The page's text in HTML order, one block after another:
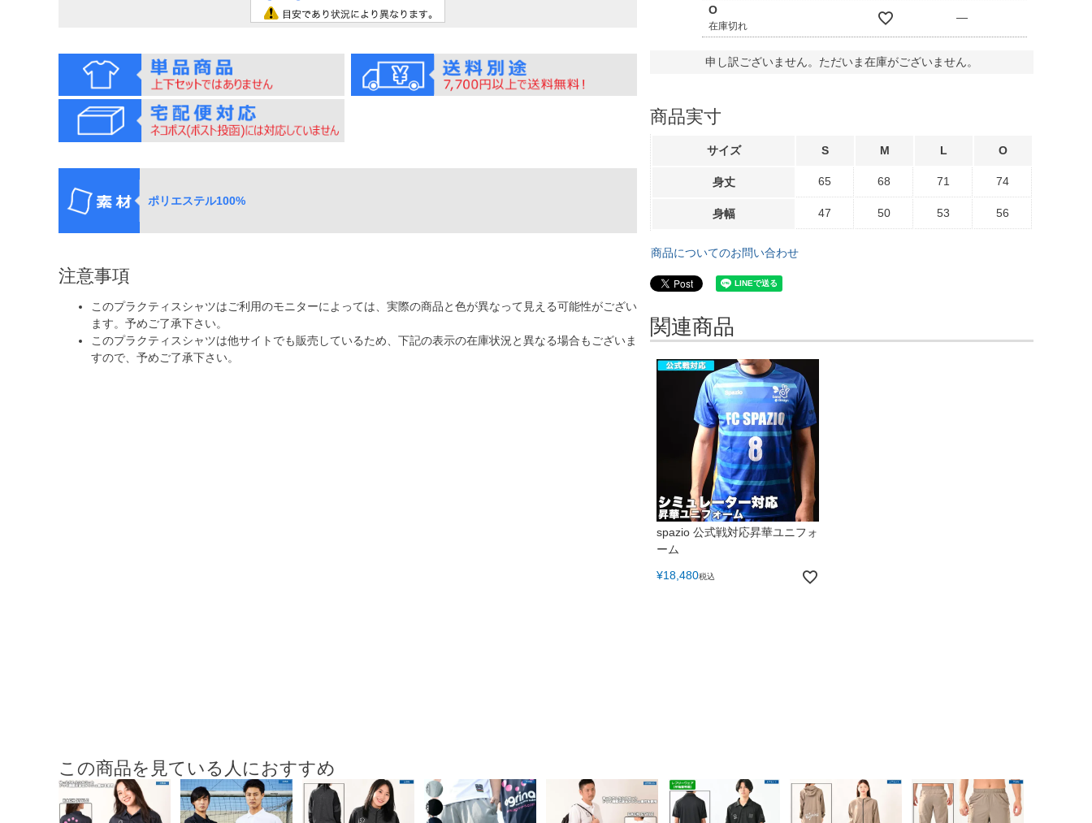
ポリエステル100%
注意事項
このプラクティスシャツはご利用のモニターによっては、実際の商品と色が異なって見える可能性がござい
ます。予めご了承下さい。
このプラクティスシャツは他サイトでも販売しているため、下記の表示の在庫状況と異なる場合もございま
すので、予めご了承下さい。
O
在庫切れ
—
申し訳ございません。ただいま在庫がございません。
商品実寸
サイズ S M L O
身丈 65 68 71 74
身幅 47 50 53 56
商品についてのお問い合わせ
関連商品
spazio 公式戦対応昇華ユニフォ
ーム
¥18,480税込
この商品を見ている人におすすめ